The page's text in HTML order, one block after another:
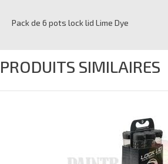
Pack de 6 pots lock lid Lime Dye
PRODUITS SIMILAIRES